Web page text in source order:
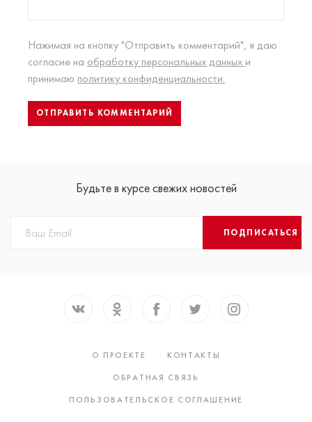
Нажимая на кнопку "Отправить комментарий", я даю
согласие на обработку персональных данных и
принимаю политику конфиденциальности.
Будьте в курсе свежих новостей
ПОДПИСАТЬСЯ
О ПРОЕКТЕ
КОНТАКТЫ
ОБРАТНАЯ СВЯЗЬ
ПОЛЬЗОВАТЕЛЬСКОЕ СОГЛАШЕНИЕ